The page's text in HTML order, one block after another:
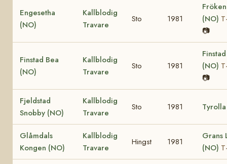
Engesetha
(NO)
Kallblodig
Travare
Sto 1981
(NO)
📷
Finstad Bea
(NO)
Kallblodig
Travare
Sto 1981
(NO)
📷
Fjeldstad
Snobby (NO)
Kallblodig
Travare
Sto 1981
Glåmdals
Kongen (NO)
Kallblodig
Travare
Hingst 1981
Grans
(NO)